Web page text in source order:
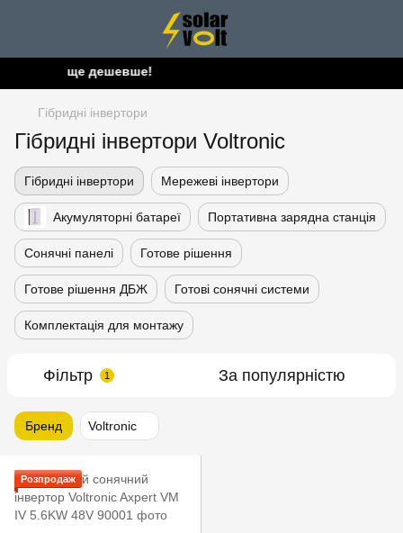
ще дешевше!
Гібридні інвертори
Гібридні інвертори Voltronic
Гібридні інвертори Мережеві інвертори
Акумуляторні батареї Портативна зарядна станція
Сонячні панелі Готове рішення
Готове рішення ДБЖ Готові сонячні системи
Комплектація для монтажу
Фільтр 1 За популярністю
Бренд Voltronic
Розпродаж